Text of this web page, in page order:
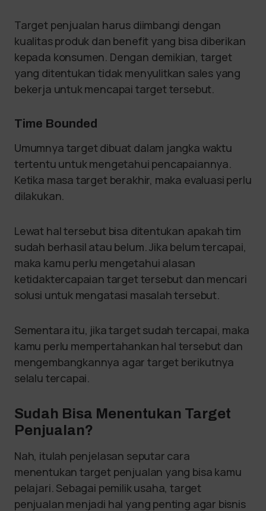
Target penjualan harus diimbangi dengan
kualitas produk dan benefit yang bisa diberikan
kepada konsumen. Dengan demikian, target
yang ditentukan tidak menyulitkan sales yang
bekerja untuk mencapai target tersebut.
Time Bounded
Umumnya target dibuat dalam jangka waktu
tertentu untuk mengetahui pencapaiannya.
Ketika masa target berakhir, maka evaluasi perlu
dilakukan.
Lewat hal tersebut bisa ditentukan apakah tim
sudah berhasil atau belum. Jika belum tercapai,
maka kamu perlu mengetahui alasan
ketidaktercapaian target tersebut dan mencari
solusi untuk mengatasi masalah tersebut.
Sementara itu, jika target sudah tercapai, maka
kamu perlu mempertahankan hal tersebut dan
mengembangkannya agar target berikutnya
selalu tercapai.
Sudah Bisa Menentukan Target
Penjualan?
Nah, itulah penjelasan seputar cara
menentukan target penjualan yang bisa kamu
pelajari. Sebagai pemilik usaha, target
penjualan menjadi hal yang penting agar bisnis